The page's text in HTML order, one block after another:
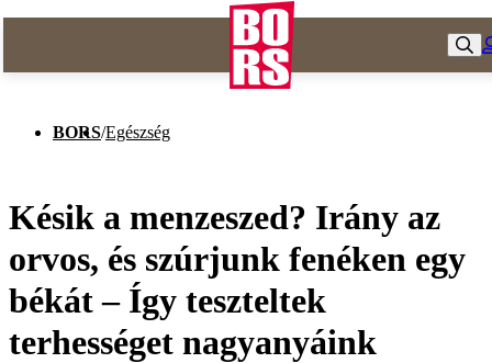
BORS/Egészség
Késik a menzeszed? Irány az
orvos, és szúrjunk fenéken egy
békát – Így teszteltek
terhességet nagyanyáink